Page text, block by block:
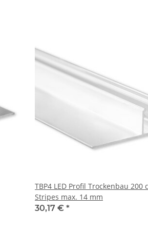
TBP4 LED Profil Trockenbau 200
Stripes max. 14 mm
30,17 € *